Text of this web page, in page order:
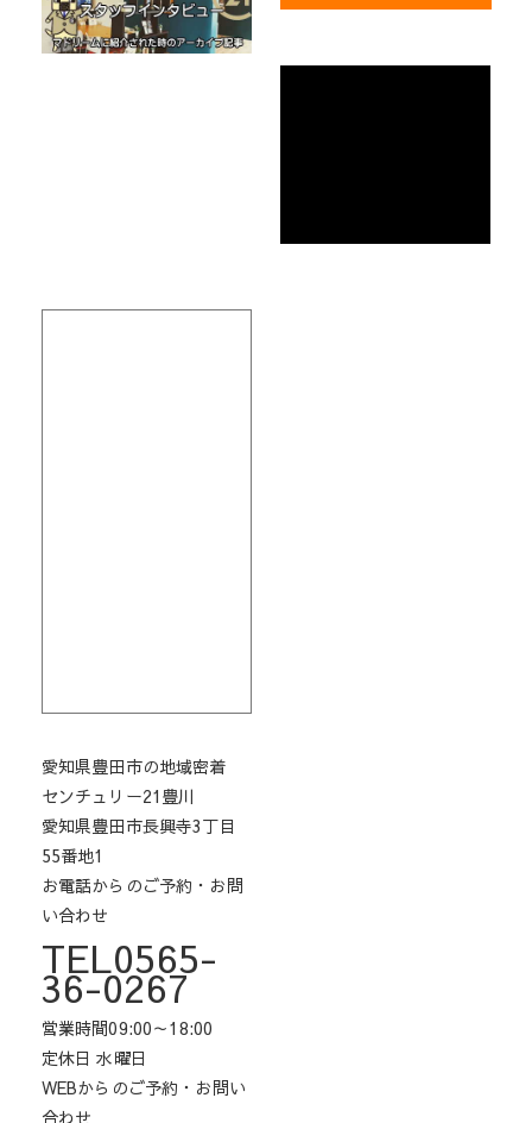
愛知県豊田市の地域密着
センチュリー21豊川
愛知県豊田市長興寺3丁目
55番地1
お電話からのご予約・お問
い合わせ
TEL0565-
36-0267
営業時間09:00～18:00
定休日 水曜日
WEBからのご予約・お問い
合わせ